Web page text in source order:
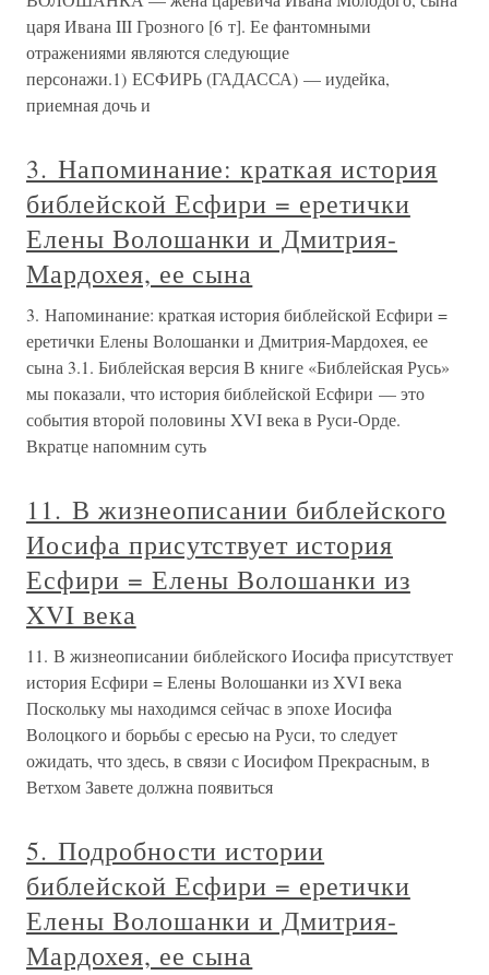
царя Ивана III Грозного [6 т]. Ее фантомными
отражениями являются следующие
персонажи.1) ЕСФИРЬ (ГАДАССА) — иудейка,
приемная дочь и
3. Напоминание: краткая история
библейской Есфири = еретички
Елены Волошанки и Дмитрия-
Мардохея, ее сына
3. Напоминание: краткая история библейской Есфири =
еретички Елены Волошанки и Дмитрия-Мардохея, ее
сына 3.1. Библейская версия В книге «Библейская Русь»
мы показали, что история библейской Есфири — это
события второй половины XVI века в Руси-Орде.
Вкратце напомним суть
11. В жизнеописании библейского
Иосифа присутствует история
Есфири = Елены Волошанки из
XVI века
11. В жизнеописании библейского Иосифа присутствует
история Есфири = Елены Волошанки из XVI века
Поскольку мы находимся сейчас в эпохе Иосифа
Волоцкого и борьбы с ересью на Руси, то следует
ожидать, что здесь, в связи с Иосифом Прекрасным, в
Ветхом Завете должна появиться
5. Подробности истории
библейской Есфири = еретички
Елены Волошанки и Дмитрия-
Мардохея, ее сына